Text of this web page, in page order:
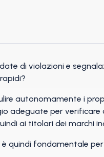
di violazioni e
autonomamente i
adeguate per
ai titolari dei marchi
quindi fondamentale